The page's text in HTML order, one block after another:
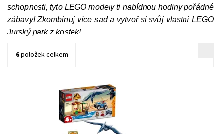
schopnosti, tyto LEGO modely ti nabídnou hodiny pořádné
zábavy! Zkombinuj více sad a vytvoř si svůj vlastní LEGO
Jurský park z kostek!
6položek celkem
Úžasná začátečnická stavebnice od LEGO® Jurassic World
Skladem3 ks
10761
LEGO